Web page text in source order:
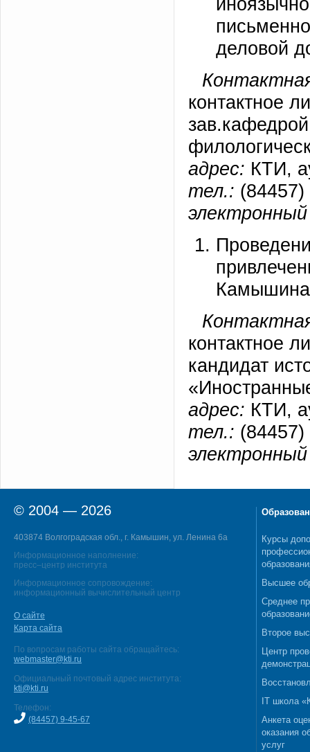
деловой
контактное
адрес: КТИ,
тел.: (84457)
Камышина
контактное
кандидат
адрес: КТИ,
тел.: (84457)
© 2004 — 2026
403874 Волгоградская обл., г. Камышин, ул. Ленина 6а
Информационное наполнение:
пресс–центр института
Информационное сопровождение:
информационный вычислительный центр
О сайте
Карта сайта
По вопросам работы сайта обращайтесь:
webmaster@kti.ru
Официальный почтовый адрес института:
kti@kti.ru
Телефон:
(84457) 9-45-67
Курсы
Высшее
Среднее
Второе
Центр
IT школа
Анкета
оказания
услуг